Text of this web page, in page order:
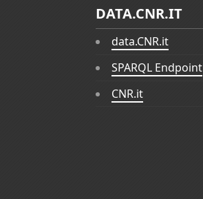
DATA.CNR.IT
data.CNR.it
SPARQL Endpoint
CNR.it